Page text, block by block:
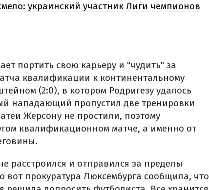
украинский участник Лиги чемпионов
портить свою карьеру и "чудить" за
квалификации к континентальному
(2:0), в котором Родригезу удалось
нападающий пропустил две тренировки
Жерсону не простили, поэтому
квалификационном матче, а именно от
расстроился и отправился за пределы
прокуратура Люксембурга сообщила, что